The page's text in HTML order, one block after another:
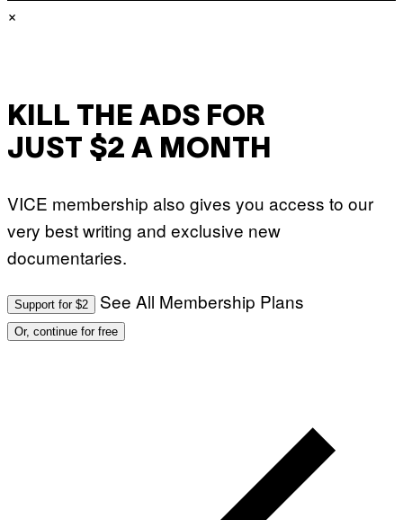
×
KILL THE ADS FOR
JUST $2 A MONTH
VICE membership also gives you access to our
very best writing and exclusive new
documentaries.
Support for $2 See All Membership Plans
Or, continue for free